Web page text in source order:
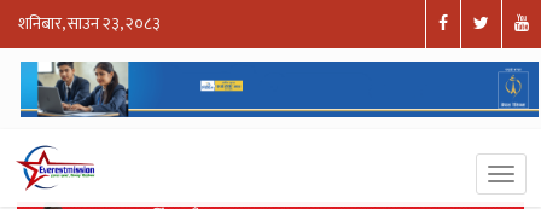
शनिबार, साउन २३, २०८३